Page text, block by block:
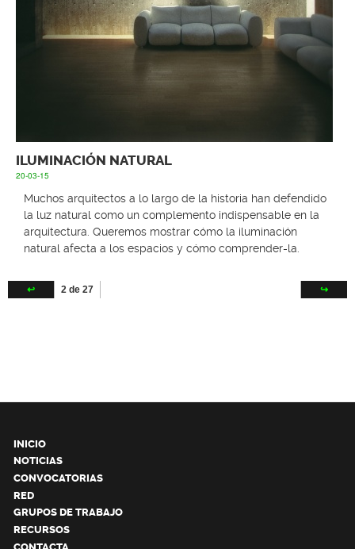
ILUMINACIÓN NATURAL
20-03-15
Muchos arquitectos a lo largo de la historia han defendido
la luz natural como un complemento indispensable en la
arquitectura. Queremos mostrar cómo la iluminación
natural afecta a los espacios y cómo comprender-la.
↩ 2 de 27 ↪
INICIO
NOTICIAS
CONVOCATORIAS
RED
GRUPOS DE TRABAJO
RECURSOS